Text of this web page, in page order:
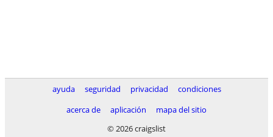
ayuda seguridad privacidad
condiciones
acerca de
aplicación
mapa del sitio
© 2026 craigslist